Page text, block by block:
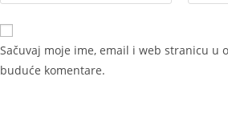
Sačuvaj moje ime, email i web stranicu u
buduće komentare.